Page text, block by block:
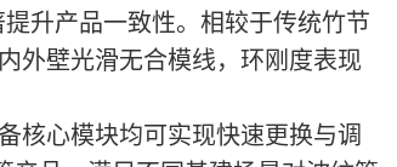
升产品一致性。相较于传统竹节
外壁光滑无合模线，环刚度表现
核心模块均可实现快速更换与调